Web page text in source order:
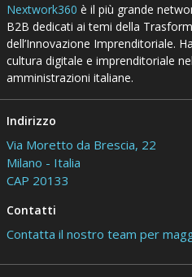
Nextwork360 è il più grande
B2B dedicati ai temi della
dell’Innovazione Imprenditoriale.
cultura digitale e imprenditoriale
amministrazioni italiane.
Indirizzo
Via Moretto da Brescia, 22
Milano - Italia
CAP 20133
Contatti
Contatta il nostro team per